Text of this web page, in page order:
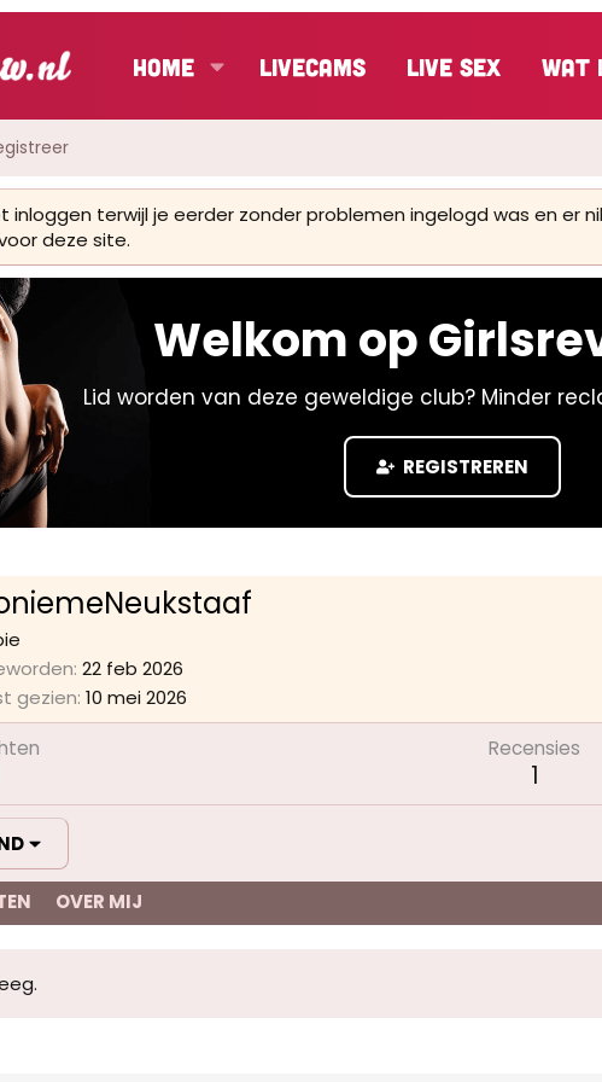
Home LiveCams Live Sex Wat
terwijl je eerder zonder problemen ingelogd was en er
deze site.
Welkom op
Lid worden van deze geweldige club? Minder
REGISTREREN
22 feb 2026
gezien 10 mei 2026
Recensies
1
OVER MIJ